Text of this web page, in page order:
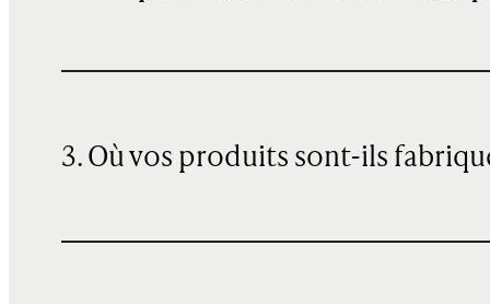
3. Où vos produits sont-ils